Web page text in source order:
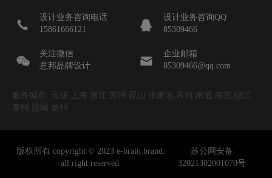
设计业务咨询电话
15861666121
设计业务咨询QQ
85309466
关注微信
意邦品牌设计
企业邮箱
85309466@qq.com
服务城市: 无锡 上海 浙江 苏州 昆山 张家港 常州 南通 南京 镇江
泰州 盐城 扬州
版权所有 copyright © 2023 e-brain brand.
all right reserved.
苏公网安备
32021302001070号